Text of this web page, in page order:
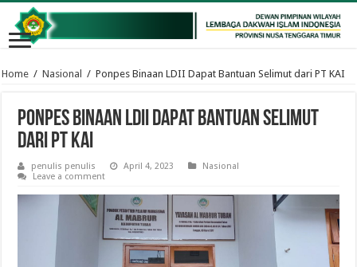
Home / Nasional / Ponpes Binaan LDII Dapat Bantuan Selimut dari PT KAI
Ponpes Binaan LDII Dapat Bantuan Selimut
dari PT KAI
penulis penulis April 4, 2023
Nasional
Leave a comment